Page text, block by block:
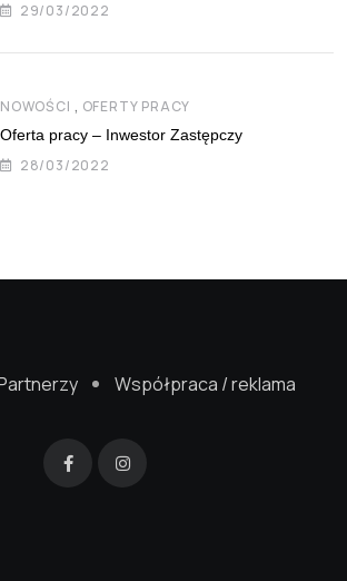
29/03/2022
NOWOŚCI , OFERTY PRACY
Oferta pracy – Inwestor Zastępczy
28/03/2022
Współpraca / reklama